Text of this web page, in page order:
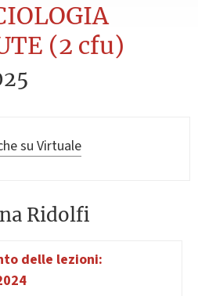
(2 cfu)
su Virtuale
Ridolfi
delle lezioni: